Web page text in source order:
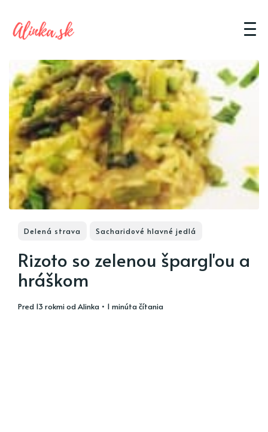
Delená strava Sacharidové hlavné jedlá
Rizoto so zelenou špargľou a
hráškom
pred 13 rokmiodAlinka • 1 minúta čítania